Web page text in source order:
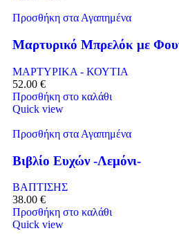
Προσθήκη στα Αγαπημένα
Μαρτυρικό Μπρελόκ με
ΜΑΡΤΥΡΙΚΑ - ΚΟΥΤΙΑ
52.00 €
Προσθήκη στο καλάθι
Quick view
Προσθήκη στα Αγαπημένα
Βιβλίο Ευχών -Λεμόνι-
ΒΑΠΤΙΣΗΣ
38.00 €
Προσθήκη στο καλάθι
Quick view